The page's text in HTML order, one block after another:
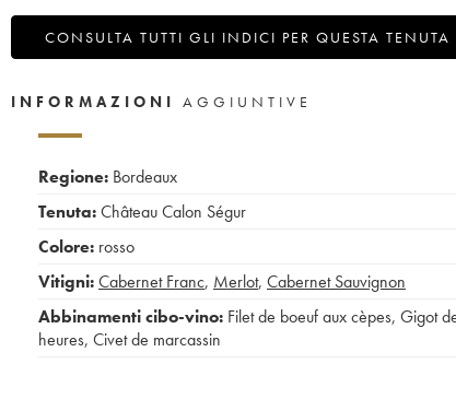
CONSULTA TUTTI GLI INDICI PER QUESTA TENUTA
INFORMAZIONI AGGIUNTIVE
Regione: Bordeaux
Tenuta:Château Calon Ségur
Colore: rosso
Vitigni:Cabernet Franc, Merlot, Cabernet Sauvignon
Abbinamenti cibo-vino: Filet de boeuf aux cèpes, Gigot
heures, Civet de marcassin